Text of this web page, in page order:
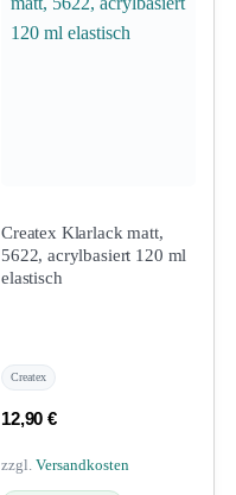
Createx Klarlack matt,
5622, acrylbasiert 120 ml
elastisch
Createx
12,90€
zzgl. Versandkosten